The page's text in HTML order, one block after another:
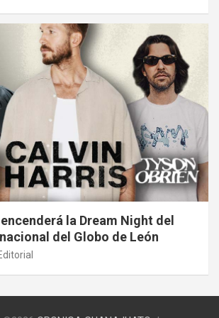
la Dream Night del
del Globo de León